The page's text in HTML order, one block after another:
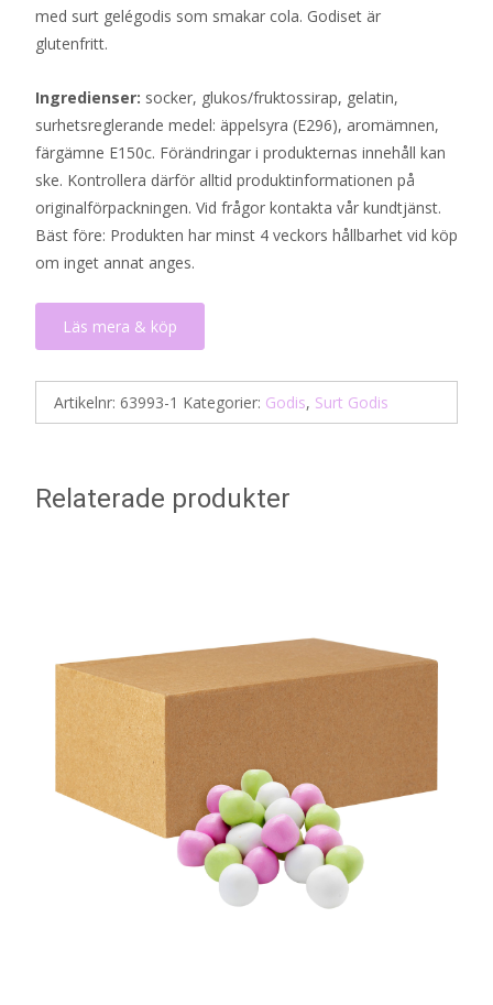
med surt gelégodis som smakar cola. Godiset är
glutenfritt.
Ingredienser: socker, glukos/fruktossirap, gelatin,
surhetsreglerande medel: äppelsyra (E296), aromämnen,
färgämne E150c. Förändringar i produkternas innehåll kan
ske. Kontrollera därför alltid produktinformationen på
originalförpackningen. Vid frågor kontakta vår kundtjänst.
Bäst före: Produkten har minst 4 veckors hållbarhet vid köp
om inget annat anges.
Läs mera & köp
Artikelnr: 63993-1 Kategorier: Godis, Surt Godis
Relaterade produkter